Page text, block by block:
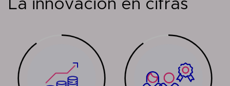
La innovación en cifras